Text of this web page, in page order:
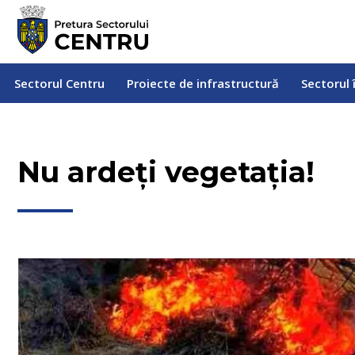
Sectorul Centru Proiecte de infrastructură Sectorul
Nu ardeți vegetația!
Sectorul Centru Proiecte de infrastructură